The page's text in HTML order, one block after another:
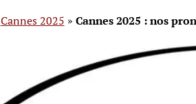
Cannes 2025 » Cannes 2025 : nos